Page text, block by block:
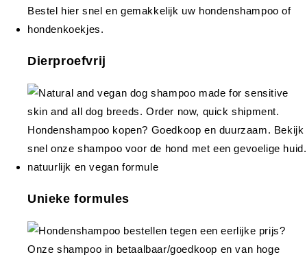
Dierproefvrij
Unieke formules